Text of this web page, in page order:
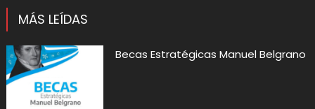
MÁS LEÍDAS
Becas Estratégicas Manuel Belgrano